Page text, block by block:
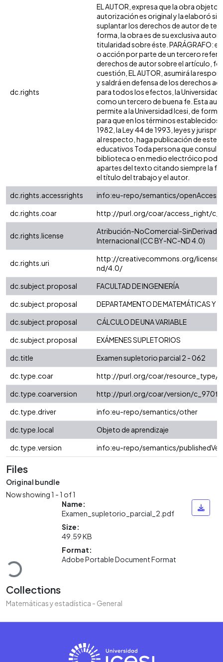
dc.rights
EL AUTOR, expresa que la obra objeto
autorización es original y la elaboró
suplantar los derechos de autor de
forma, la obra es de su exclusiva
titularidad sobre éste. PARÁGRAFO:
o acción por parte de un tercero
derechos de autor sobre el artículo,
cuestión, EL AUTOR, asumirá la
y saldrá en defensa de los derechos
para todos los efectos, la Universidad
como un tercero de buena fe. Esta
permite a la Universidad Icesi, de
para que en los términos establecidos
1982, la Ley 44 de 1993, leyes y
al respecto, haga publicación de este
educativos Toda persona que consulte
biblioteca o en medio electróico
apartes del texto citando siempre la
el título del trabajo y el autor.
dc.rights.accessrights
info:eu-repo/semantics/openAccess
dc.rights.coar
http://purl.org/coar/access_right/
dc.rights.license
Atribución-NoComercial-
Internacional (CC BY-NC-ND 4.0)
dc.rights.uri
http://creativecommons.org/
nd/4.0/
dc.subject.proposal
FACULTAD DE INGENIERÍA
dc.subject.proposal
DEPARTAMENTO DE MATEMÁTICAS Y
dc.subject.proposal
CÁLCULO DE UNA VARIABLE
dc.subject.proposal
EXÁMENES SUPLETORIOS
dc.title
Examen supletorio parcial 2 - 062
dc.type.coar
http://purl.org/coar/resource_type/
dc.type.coarversion
http://purl.org/coar/version/
dc.type.driver
info:eu-repo/semantics/other
dc.type.local
Objeto de aprendizaje
dc.type.version
info:eu-repo/semantics/
Files
Original bundle
Now showing1 - 1 of 1
Loading...
Name:
Examen_supletorio_parcial_2.pdf
Size:
49.59 KB
Format:
Adobe Portable Document Format
Collections
Matemáticas y estadística - General